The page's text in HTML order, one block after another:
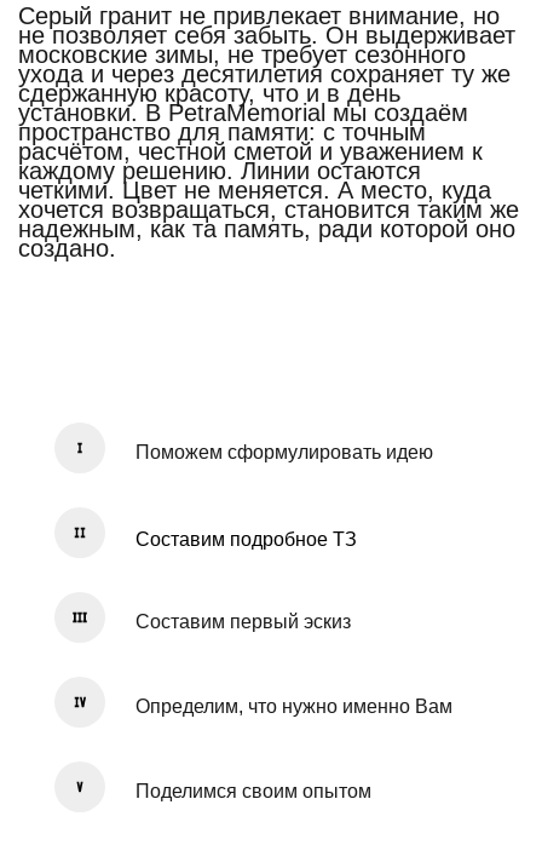
Серый гранит не привлекает внимание, но
не позволяет себя забыть. Он выдерживает
московские зимы, не требует сезонного
ухода и через десятилетия сохраняет ту же
сдержанную красоту, что и в день
установки. В PetraMemorial мы создаём
пространство для памяти: с точным
расчётом, честной сметой и уважением к
каждому решению. Линии остаются
четкими. Цвет не меняется. А место, куда
хочется возвращаться, становится таким же
надежным, как та память, ради которой оно
создано.
Поможем сформулировать идею
Составим подробное ТЗ
Составим первый эскиз
Определим, что нужно именно Вам
Поделимся своим опытом